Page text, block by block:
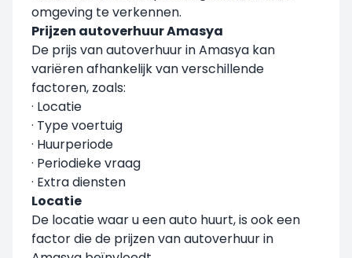
omgeving te verkennen.
Prijzen autoverhuur Amasya
De prijs van autoverhuur in Amasya kan
variëren afhankelijk van verschillende
factoren, zoals:
· Locatie
· Type voertuig
· Huurperiode
· Periodieke vraag
· Extra diensten
Locatie
De locatie waar u een auto huurt, is ook een
factor die de prijzen van autoverhuur in